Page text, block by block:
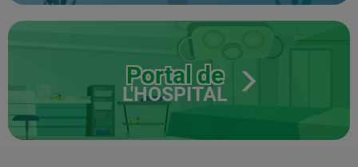
Portal de
L'HOSPITAL